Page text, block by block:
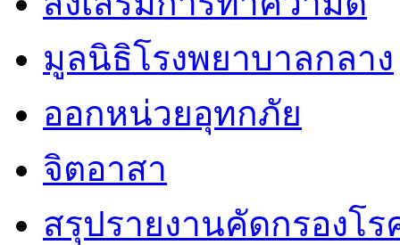
มูลนิธิโรงพยาบาลกลาง
ออกหน่วยอุทกภัย
จิตอาสา
สรุปรายงานคัดกรองโ